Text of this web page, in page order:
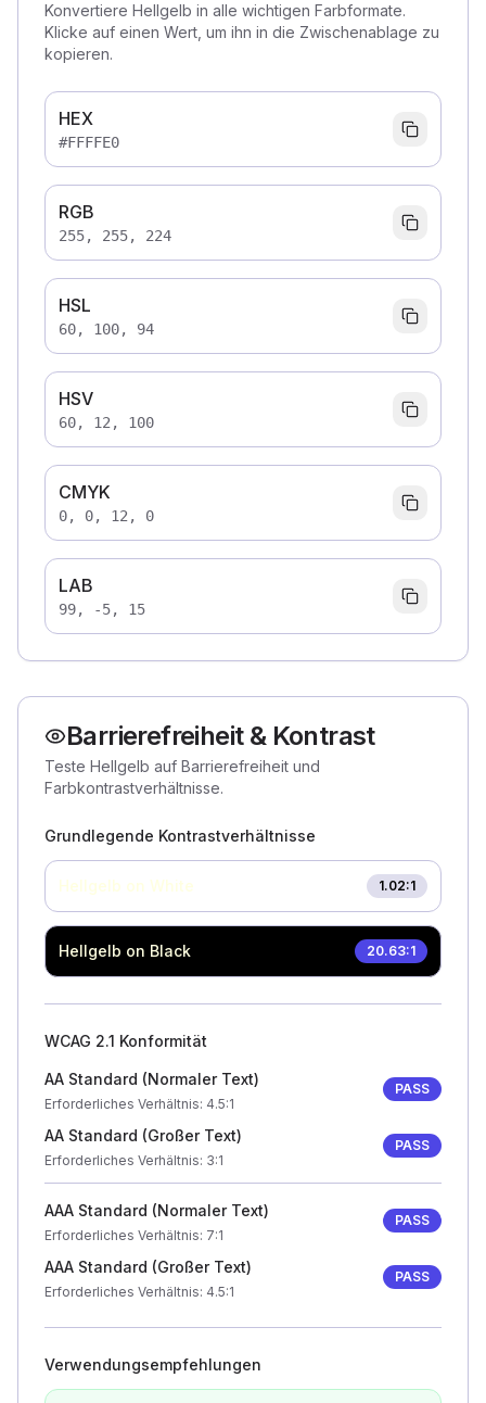
Konvertiere Hellgelb in alle wichtigen Farbformate.
Klicke auf einen Wert, um ihn in die Zwischenablage zu
kopieren.
HEX
#FFFFE0
RGB
255, 255, 224
HSL
60, 100, 94
HSV
60, 12, 100
CMYK
0, 0, 12, 0
LAB
99, -5, 15
Barrierefreiheit & Kontrast
Teste Hellgelb auf Barrierefreiheit und
Farbkontrastverhältnisse.
Grundlegende Kontrastverhältnisse
Hellgelb on White 1.02:1
Hellgelb on Black 20.63:1
WCAG 2.1 Konformität
AA Standard (Normaler Text)
Erforderliches Verhältnis: 4.5:1
PASS
AA Standard (Großer Text)
Erforderliches Verhältnis: 3:1
PASS
AAA Standard (Normaler Text)
Erforderliches Verhältnis: 7:1
PASS
AAA Standard (Großer Text)
Erforderliches Verhältnis: 4.5:1
PASS
Verwendungsempfehlungen